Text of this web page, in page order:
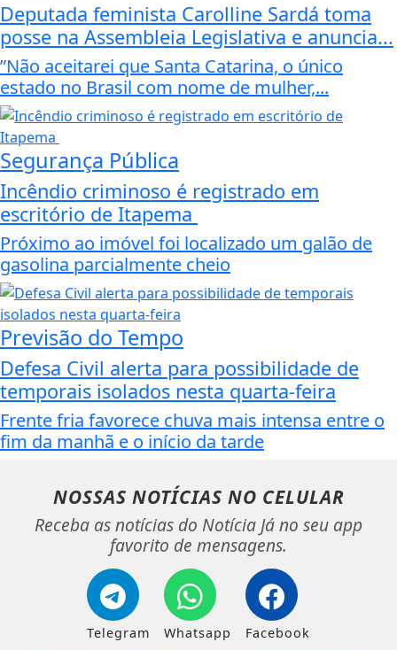
Deputada feminista Carolline Sardá toma
posse na Assembleia Legislativa e anuncia...
”Não aceitarei que Santa Catarina, o único
estado no Brasil com nome de mulher,...
Segurança Pública
Incêndio criminoso é registrado em
escritório de Itapema
Próximo ao imóvel foi localizado um galão de
gasolina parcialmente cheio
Previsão do Tempo
Defesa Civil alerta para possibilidade de
temporais isolados nesta quarta-feira
Frente fria favorece chuva mais intensa entre o
fim da manhã e o início da tarde
NOSSAS NOTÍCIAS NO CELULAR
Receba as notícias do Notícia Já no seu app
favorito de mensagens.
Telegram Whatsapp Facebook